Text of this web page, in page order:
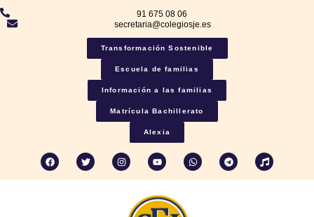
91 675 08 06
secretaria@colegiosje.es
Transformación Sostenible
Escuela de familias
Información a las familias
Matrícula Bachillerato
Alexia